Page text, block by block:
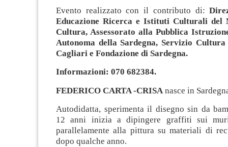
Evento realizzato con il contributo di:
Educazione Ricerca e Istituti Culturali del
Cultura, Assessorato alla Pubblica
Autonoma della Sardegna, Servizio
Cagliari e Fondazione di Sardegna.
Informazioni: 070 682384.
FEDERICO CARTA -CRISA nasce in
Autodidatta, sperimenta il disegno sin da
12 anni inizia a dipingere graffiti sui
parallelamente alla pittura su materiali di
dopo qualche anno.